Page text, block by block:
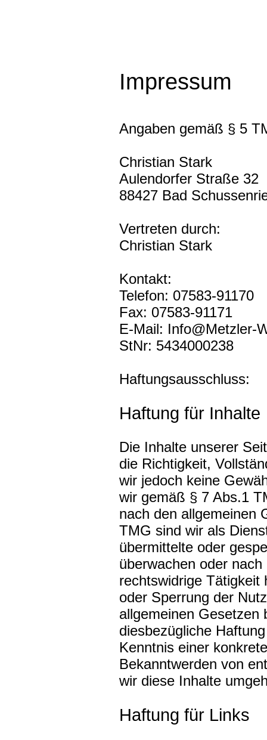
Impressum
Angaben gemäß § 5
Christian Stark
Aulendorfer Straße 32
88427 Bad
Vertreten durch:
Christian Stark
Kontakt:
Telefon: 07583-91170
Fax: 07583-91171
E-Mail: Info@Metzler-
StNr: 5434000238
Haftungsausschluss:
Haftung für Inhalte
Die Inhalte unserer
die Richtigkeit,
wir jedoch keine
wir gemäß § 7 Abs.1
nach den allgemeinen
TMG sind wir als
übermittelte oder
überwachen oder
rechtswidrige Tätigkeit
oder Sperrung der
allgemeinen Gesetzen
diesbezügliche
Kenntnis einer
Bekanntwerden von
wir diese Inhalte
Haftung für Links